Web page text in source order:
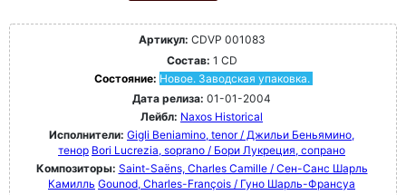
Артикул: CDVP 001083
Состав: 1 CD
Состояние: Новое. Заводская упаковка.
Дата релиза: 01-01-2004
Лейбл: Naxos Historical
Исполнители: Gigli Beniamino, tenor / Джильи Беньямино,
тенор Bori Lucrezia, soprano / Бори Лукреция, сопрано
Композиторы: Saint-Saëns, Charles Camille / Сен-Санс Шарль
Камилль Gounod, Charles-François / Гуно Шарль-Франсуа